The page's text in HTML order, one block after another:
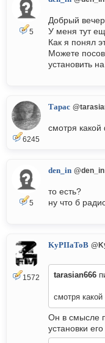
5
Добрый
У меня тут
Как я понял
Можете
установить
6245
Тарас
смотря
5
den_in @den_in
то есть?
ну что б
1572
KyPIIaToB
tarasian666
смотря
Он в смысле
установки